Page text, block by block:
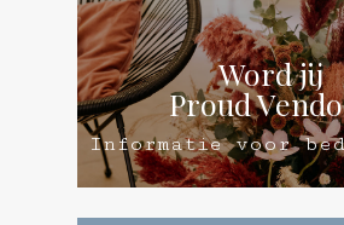
Word jij
Proud
Informatie voor